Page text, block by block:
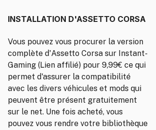
INSTALLATION D'ASSETTO CORSA
Vous pouvez vous procurer la version
complète d'Assetto Corsa sur Instant-
Gaming (Lien affilié) pour 9,99€ ce qui
permet d'assurer la compatibilité
avec les divers véhicules et mods qui
peuvent être présent gratuitement
sur le net. Une fois acheté, vous
pouvez vous rendre votre bibliothèque